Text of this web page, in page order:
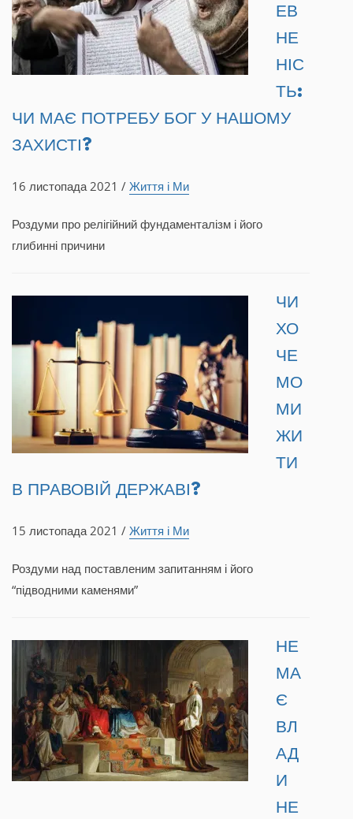
ЕВ
НЕ
НІС
ТЬ:
ЧИ МАЄ ПОТРЕБУ БОГ У НАШОМУ
ЗАХИСТІ?
16 листопада 2021 / Життя і Ми
Роздуми про релігійний фундаменталізм і його
глибинні причини
ЧИ
ХО
ЧЕ
МО
МИ
ЖИ
ТИ
В ПРАВОВІЙ ДЕРЖАВІ?
15 листопада 2021 / Життя і Ми
Роздуми над поставленим запитанням і його
“підводними каменями”
НЕ
МА
Є
ВЛ
АД
И
НЕ